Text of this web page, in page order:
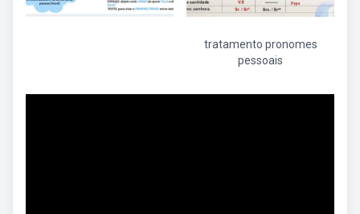
tratamento pronomes
pessoais